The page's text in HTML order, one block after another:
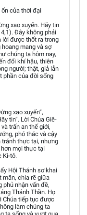
ổn của thời đại
xao xuyến. Hãy tin
Đây không phải
lời được thốt ra trong
mang và sợ
chúng ta hôm nay,
đổi khí hậu, thiên
người; thật, giả lẫn
phần của đời sống
xao xuyến”,
tin”. Lời Chúa Giê-
trấn an thế giới,
phó thác và cậy
tránh thực tại, nhưng
mọi thực tại
Ki-tô.
Hội Thánh sơ khai
mãn, chia rẽ giữa
phủ nhận vấn đề,
Thánh Thần. Họ
Chúa tiếp tục được
làm chúng ta